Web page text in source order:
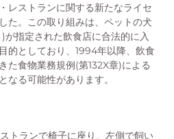
レストランに関する新たなライセ
た。この取り組みは、ペットの犬
が指定された飲食店に合法的に入
的としており、1994年以降、飲食
た食物業務規例(第132X章)による
なる可能性があります。